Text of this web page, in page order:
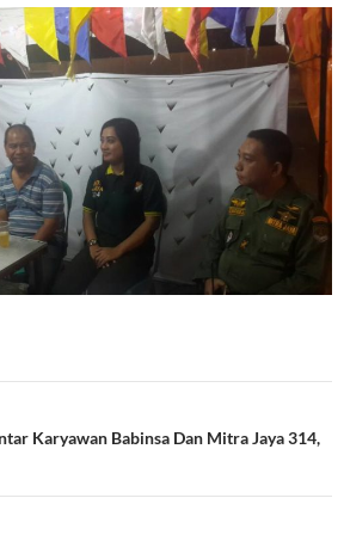
Karyawan Babinsa Dan Mitra Jaya 314,